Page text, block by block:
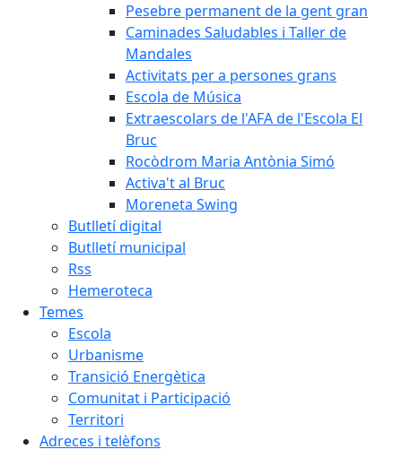
Pesebre permanent de la gent gran
Caminades Saludables i Taller de
Mandales
Activitats per a persones grans
Escola de Música
Extraescolars de l'AFA de l'Escola El
Bruc
Rocòdrom Maria Antònia Simó
Activa't al Bruc
Moreneta Swing
Butlletí digital
Butlletí municipal
Rss
Hemeroteca
Temes
Escola
Urbanisme
Transició Energètica
Comunitat i Participació
Territori
Adreces i telèfons